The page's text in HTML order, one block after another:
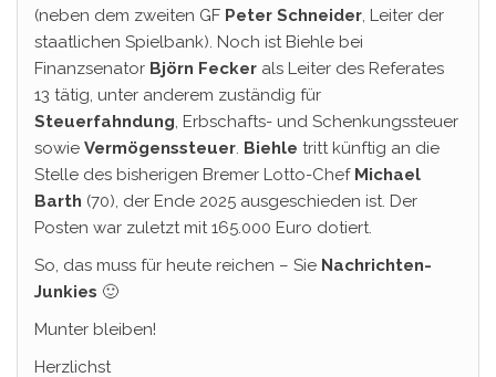
(neben dem zweiten GF Peter Schneider, Leiter der
staatlichen Spielbank). Noch ist Biehle bei
Finanzsenator Björn Fecker als Leiter des Referates
13 tätig, unter anderem zuständig für
Steuerfahndung, Erbschafts- und Schenkungssteuer
sowie Vermögenssteuer. Biehle tritt künftig an die
Stelle des bisherigen Bremer Lotto-Chef Michael
Barth (70), der Ende 2025 ausgeschieden ist. Der
Posten war zuletzt mit 165.000 Euro dotiert.
So, das muss für heute reichen – Sie Nachrichten-
Junkies 🙂
Munter bleiben!
Herzlichst